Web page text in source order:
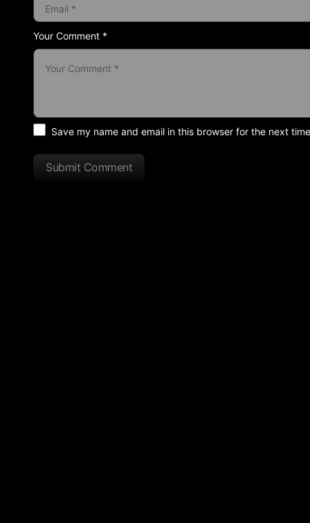
Your Comment *
Save my name and email in this browser for the next
Submit Comment